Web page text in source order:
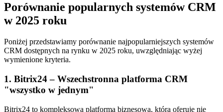
Porównanie popularnych systemów CRM
w 2025 roku
Poniżej przedstawiamy porównanie najpopularniejszych systemów
CRM dostępnych na rynku w 2025 roku, uwzględniając wyżej
wymienione kryteria.
1. Bitrix24 – Wszechstronna platforma CRM
"wszystko w jednym"
Bitrix24 to kompleksowa platforma biznesowa, która oferuje nie